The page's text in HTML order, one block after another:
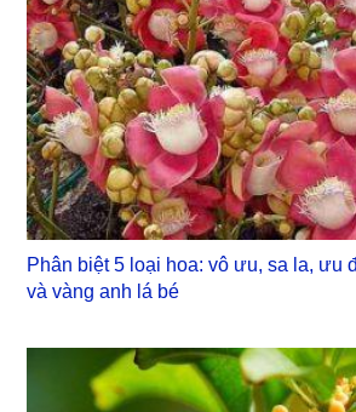
Phân biệt 5 loại hoa: vô ưu, sa la, ưu
và vàng anh lá bé